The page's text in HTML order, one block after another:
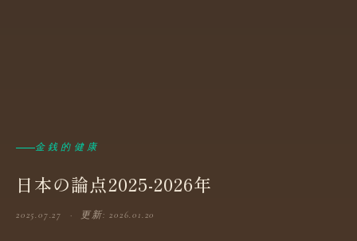
金銭的健康
日本の論点2025-2026年
2025.07.27 · 更新: 2026.01.20